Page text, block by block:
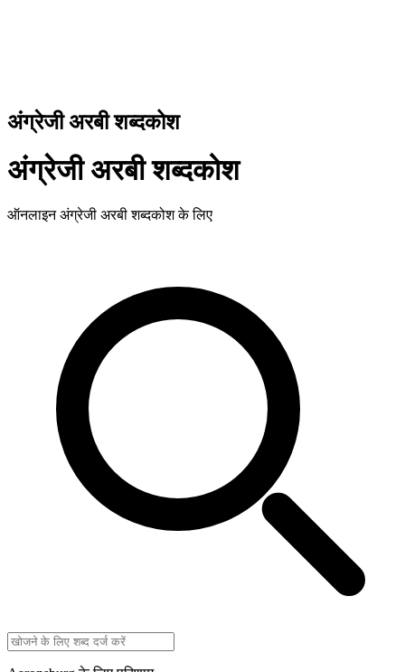
अंग्रेजी अरबी शब्दकोश
अंग्रेजी अरबी शब्दकोश
ऑनलाइन अंग्रेजी अरबी शब्दकोश के लिए